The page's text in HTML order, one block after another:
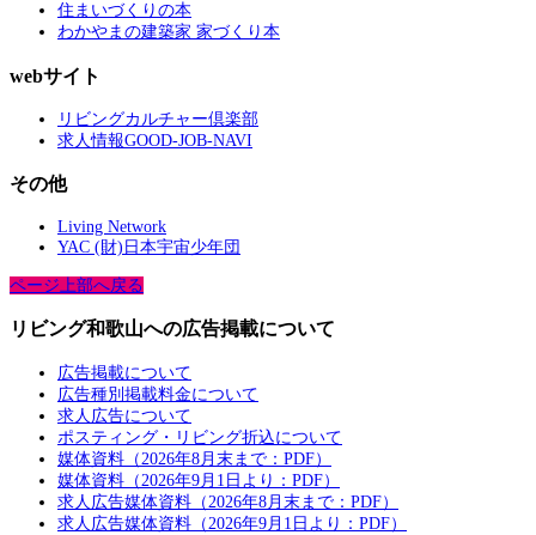
住まいづくりの本
わかやまの建築家 家づくり本
webサイト
リビングカルチャー倶楽部
求人情報GOOD-JOB-NAVI
その他
Living Network
YAC (財)日本宇宙少年団
ページ上部へ戻る
リビング和歌山への広告掲載について
広告掲載について
広告種別掲載料金について
求人広告について
ポスティング・リビング折込について
媒体資料（2026年8月末まで：PDF）
媒体資料（2026年9月1日より：PDF）
求人広告媒体資料（2026年8月末まで：PDF）
求人広告媒体資料（2026年9月1日より：PDF）